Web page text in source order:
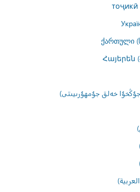
тоҷикӣ
ქართული
خەلق جۇمھۇرىيىتى)